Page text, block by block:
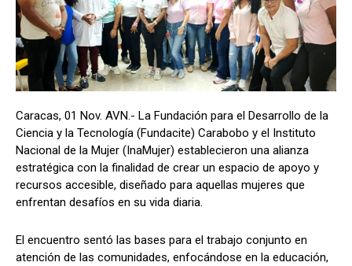
Caracas, 01 Nov. AVN.- La Fundación para el Desarrollo de la
Ciencia y la Tecnología (Fundacite) Carabobo y el Instituto
Nacional de la Mujer (InaMujer) establecieron una alianza
estratégica con la finalidad de crear un espacio de apoyo y
recursos accesible, diseñado para aquellas mujeres que
enfrentan desafíos en su vida diaria.
El encuentro sentó las bases para el trabajo conjunto en
atención de las comunidades, enfocándose en la educación,